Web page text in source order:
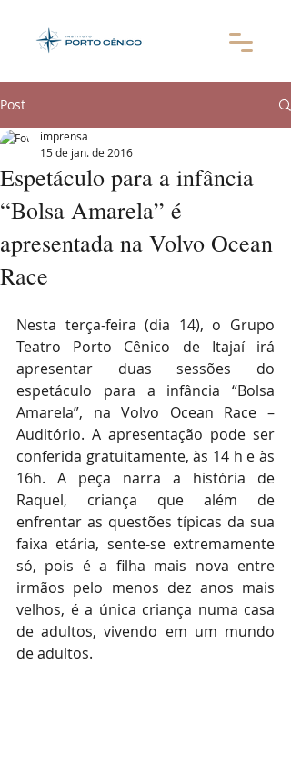
Post
Espetáculo para a infância
“Bolsa Amarela” é
apresentada na Volvo Ocean
Race
imprensa
15 de jan. de 2016
Nesta terça-feira (dia 14), o Grupo
Teatro Porto Cênico de Itajaí irá
apresentar duas sessões do
espetáculo para a infância “Bolsa
Amarela”, na Volvo Ocean Race –
Auditório. A apresentação pode ser
conferida gratuitamente, às 14 h e às
16h. A peça narra a história de
Raquel, criança que além de
enfrentar as questões típicas da sua
faixa etária, sente-se extremamente
só, pois é a filha mais nova entre
irmãos pelo menos dez anos mais
velhos, é a única criança numa casa
de adultos, vivendo em um mundo
de adultos.